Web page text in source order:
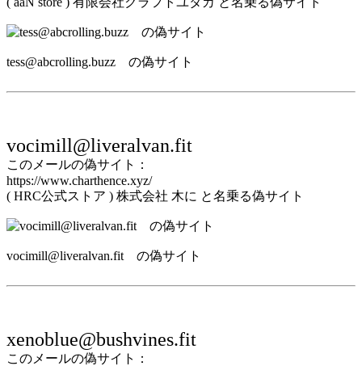
tess@abcrolling.buzz の偽サイト
vocimill@liveralvan.fit
このメールの偽サイト：
https://www.charthence.xyz/
( HRC公式ストア ) 株式会社 木に と名乗る偽サイト
vocimill@liveralvan.fit の偽サイト
xenoblue@bushvines.fit
このメールの偽サイト：